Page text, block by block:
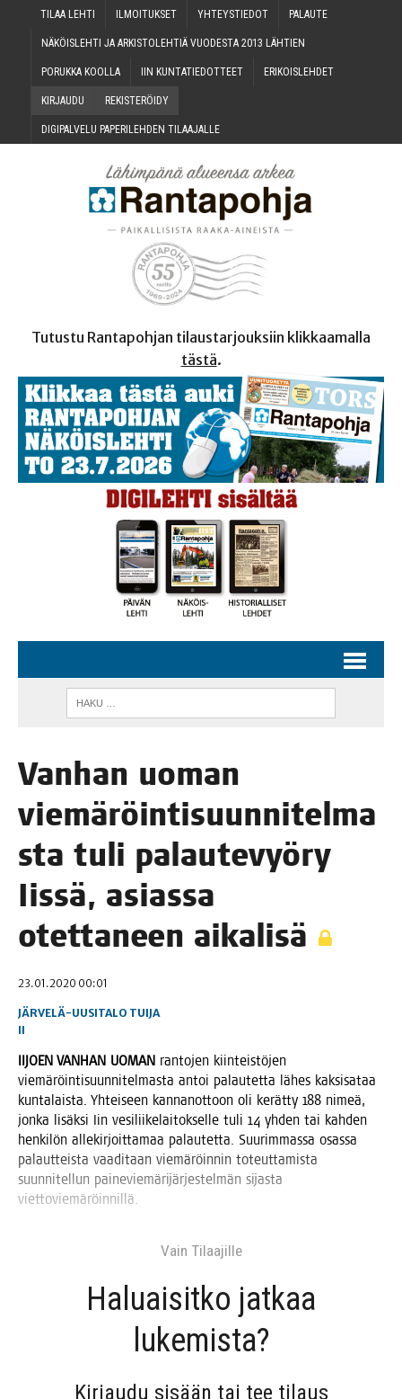
TILAA LEH­TI ILMOI­TUK­SET YHTEYS­TIE­DOT PALAU­TE
NÄKÖIS­LEH­TI JA ARKIS­TO­LEH­TIÄ VUO­DES­TA 2013 LÄHTIEN
PORUK­KA KOOLLA IIN KUN­TA­TIE­DOT­TEET ERI­KOIS­LEH­DET
KIR­JAU­DU REKIS­TE­RÖI­DY
DIGI­PAL­VE­LU PAPE­RI­LEH­DEN TILAAJALLE
Tutustu Rantapohjan tilaustarjouksiin klikkaamalla
tästä.
Van­han uoman
vie­mä­röin­ti­suun­ni­tel­ma
s­ta tuli palau­te­vyö­ry
Iis­sä, asias­sa
otet­ta­neen aikalisä
23.01.2020 00:01
JÄRVELÄ-UUSITALO TUIJA
II
IIJOEN VAN­HAN UOMAN ran­to­jen kiin­teis­tö­jen
vie­mä­röin­ti­suun­ni­tel­mas­ta antoi palau­tet­ta lähes kak­si­sa­taa
kun­ta­lais­ta. Yhtei­seen kan­nan­ot­toon oli kerät­ty 188 nimeä,
jon­ka lisäk­si Iin vesi­lii­ke­lai­tok­sel­le tuli 14 yhden tai kah­den
hen­ki­lön alle­kir­joit­ta­maa palau­tet­ta. Suu­rim­mas­sa osas­sa
palaut­teis­ta vaa­di­taan vie­mä­röin­nin toteut­ta­mis­ta
suun­ni­tel­lun pai­ne­vie­mä­ri­jär­jes­tel­män sijas­ta
viettoviemäröinnillä.
Vain Tilaa­jil­le
Haluai­sit­ko jat­kaa
lukemista?
Kir­jau­du sisään tai tee tilaus